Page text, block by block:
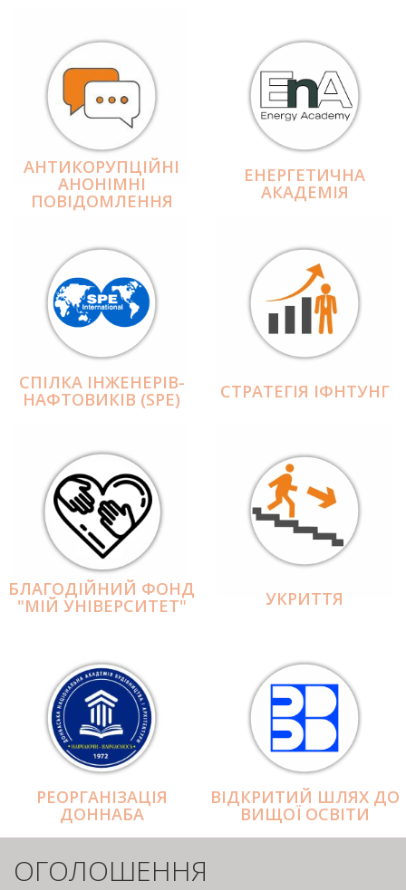
АНТИКОРУПЦІЙНІ
АНОНІМНІ
ПОВІДОМЛЕННЯ
ЕНЕРГЕТИЧНА
АКАДЕМІЯ
СПІЛКА ІНЖЕНЕРІВ-
НАФТОВИКІВ (SPE) СТРАТЕГІЯ ІФНТУНГ
БЛАГОДІЙНИЙ ФОНД
"МІЙ УНІВЕРСИТЕТ" УКРИТТЯ
РЕОРГАНІЗАЦІЯ
ДОННАБА
ВІДКРИТИЙ ШЛЯХ ДО
ВИЩОЇ ОСВІТИ
ОГОЛОШЕННЯ